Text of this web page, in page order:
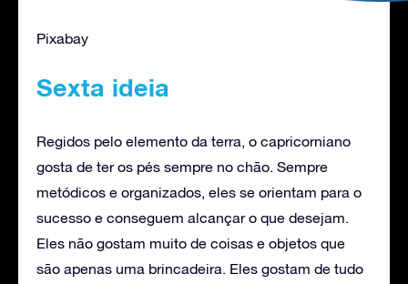
Pixabay
Sexta ideia
Regidos pelo elemento da terra, o capricorniano
gosta de ter os pés sempre no chão. Sempre
metódicos e organizados, eles se orientam para o
sucesso e conseguem alcançar o que desejam.
Eles não gostam muito de coisas e objetos que
são apenas uma brincadeira. Eles gostam de tudo